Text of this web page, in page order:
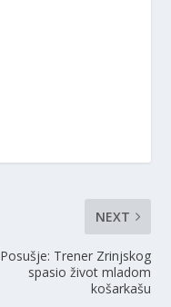
NEXT
Posušje: Trener Zrinjskog
spasio život mladom
košarkašu